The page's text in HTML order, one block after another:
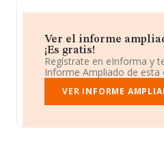
Ver el informe
¡Es gratis!
Regístrate en eInforma y
Informe Ampliado de esta
VER INFORME